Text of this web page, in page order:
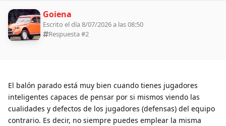
Goiena
Escrito el día 8/07/2026 a las 08:50
Respuesta #2
El balón parado está muy bien cuando tienes jugadores
inteligentes capaces de pensar por si mismos viendo las
cualidades y defectos de los jugadores (defensas) del equipo
contrario. Es decir, no siempre puedes emplear la misma